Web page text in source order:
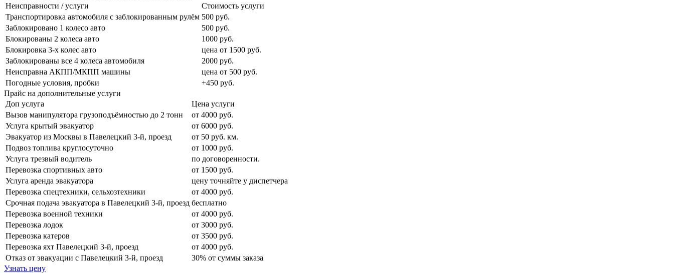
Неисправности / услуги
Стоимость услуги
Транспортировка автомобиля с заблокированным рулём 500 руб.
Заблокировано 1 колесо авто
500 руб.
Блокированы 2 колеса авто
1000 руб.
Блокировка 3-х колес авто
цена от 1500 руб.
Заблокированы все 4 колеса автомобиля
2000 руб.
Неисправна АКПП/МКПП машины
цена от 500 руб.
Погодные условия, пробки
+450 руб.
Прайс на дополнительные услуги
Доп услуга
Цена услуги
Вызов манипулятора грузоподъёмностью до 2 тонн
от 4000 руб.
Услуга крытый эвакуатор
от 6000 руб.
Эвакуатор из Москвы в Павелецкий 3-й, проезд
от 50 руб. км.
Подвоз топлива круглосуточно
от 1000 руб.
Услуга трезвый водитель
по договоренности.
Перевозка спортивных авто
от 1500 руб.
Услуга аренда эвакуатора
цену точняйте у диспетчера
Перевозка спецтехники, сельхозтехники
от 4000 руб.
Срочная подача эвакуатора в Павелецкий 3-й, проезд бесплатно
Перевозка военной техники
от 4000 руб.
Перевозка лодок
от 3000 руб.
Перевозка катеров
от 3500 руб.
Перевозка яхт Павелецкий 3-й, проезд
от 4000 руб.
Отказ от эвакуации с Павелецкий 3-й, проезд
30% от суммы заказа
Узнать цену